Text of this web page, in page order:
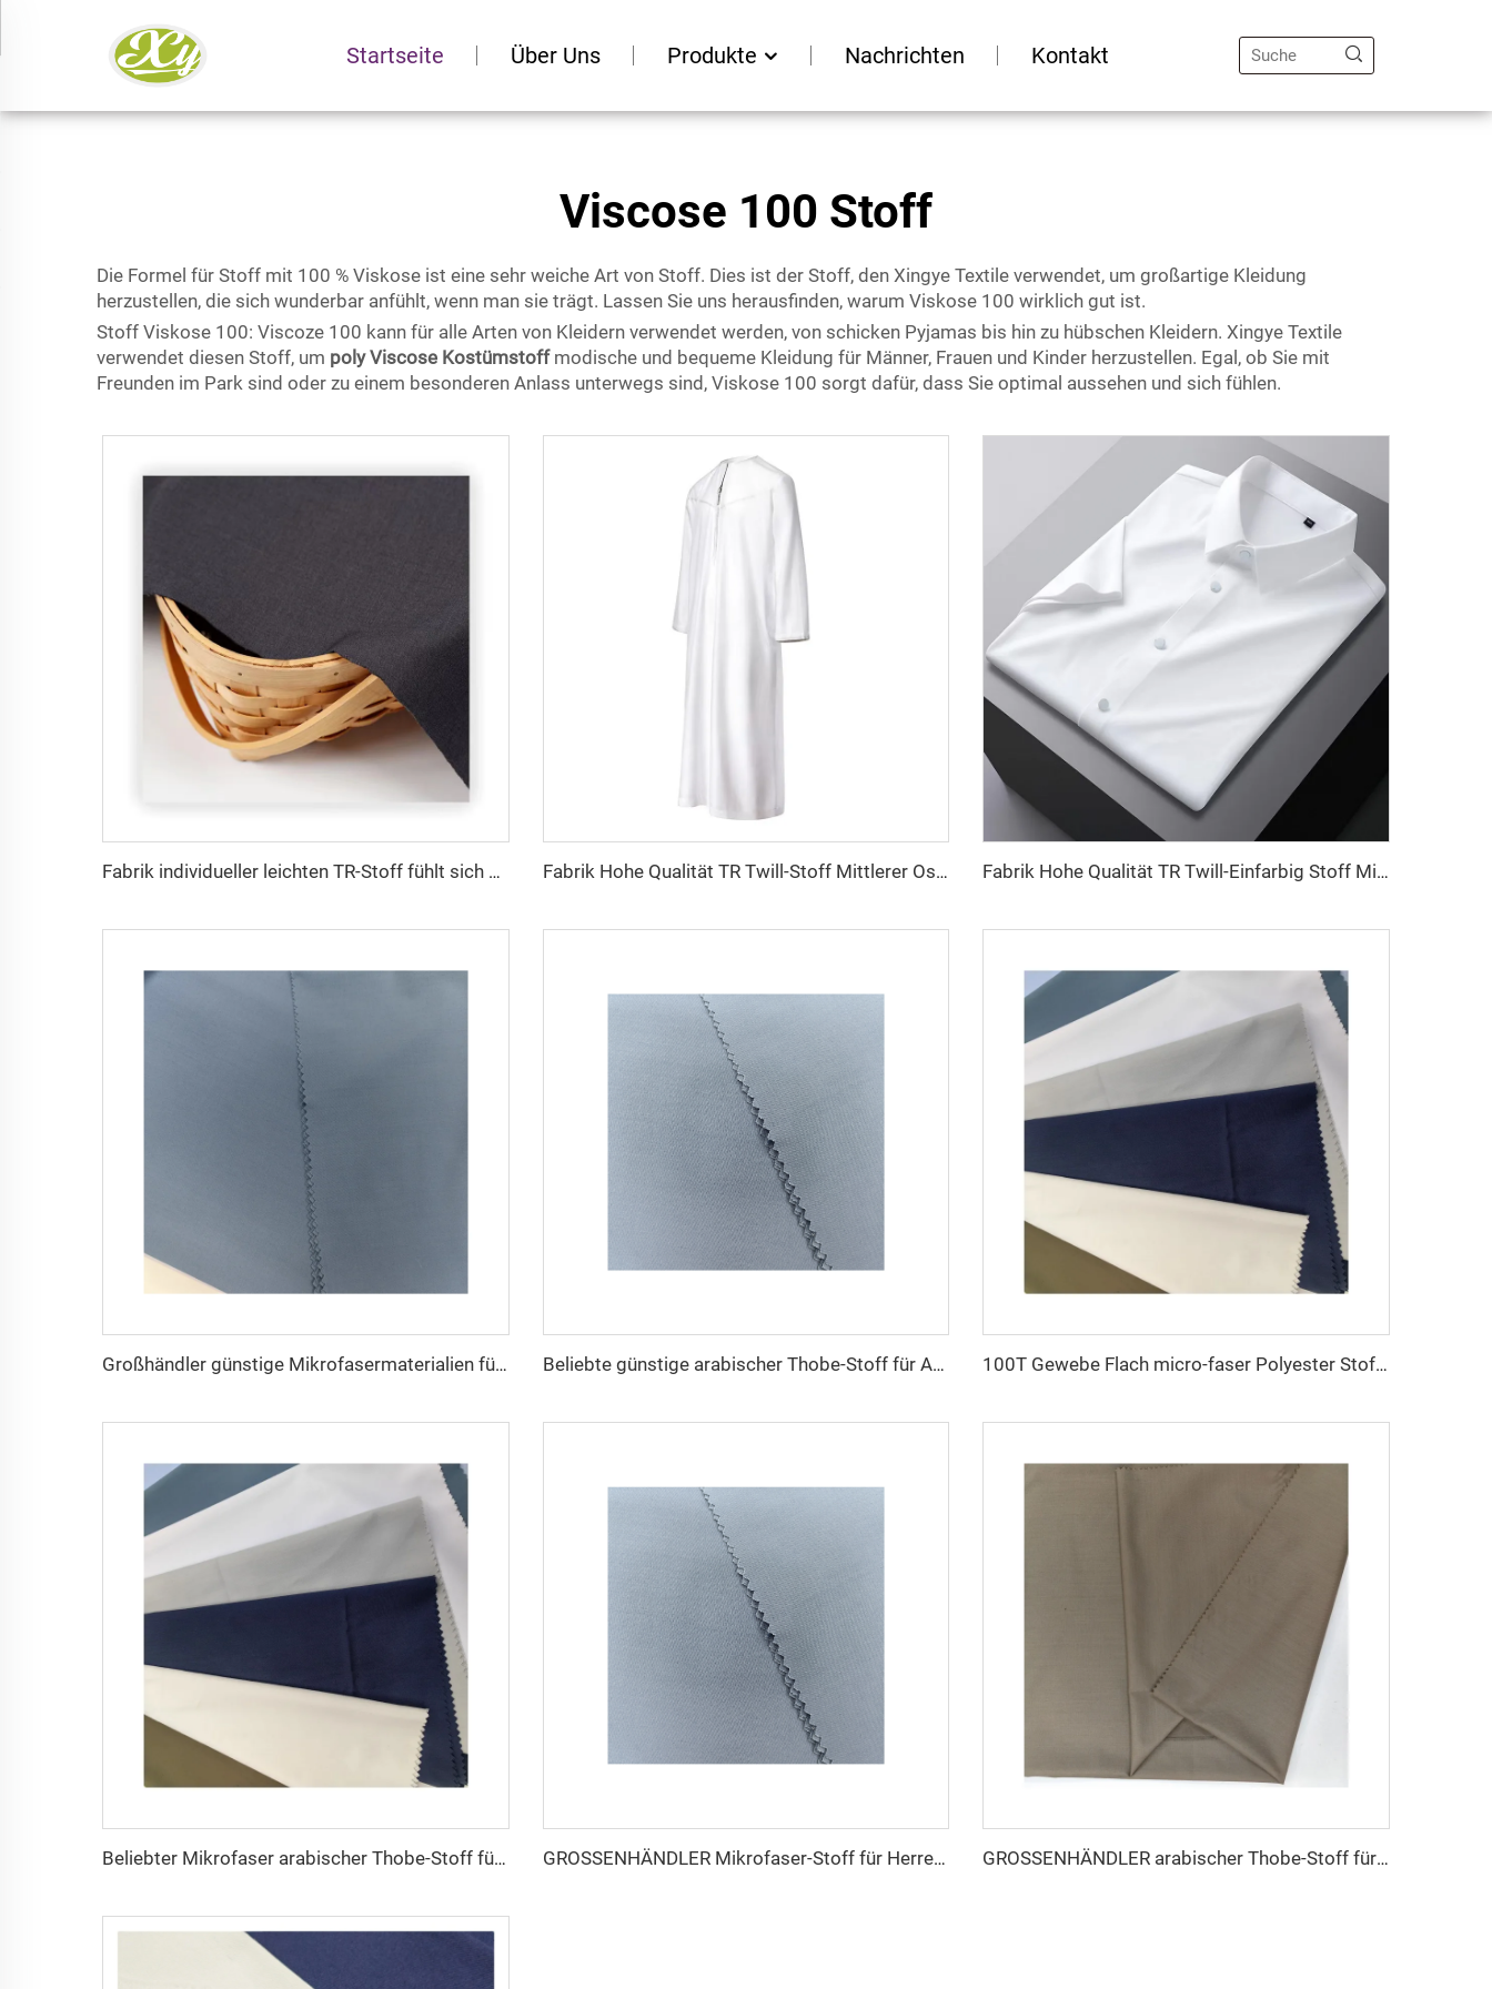
Startseite Über Uns Produkte Nachrichten Kontakt
Viscose 100 Stoff
Die Formel für Stoff mit 100 % Viskose ist eine sehr weiche Art von Stoff. Dies ist der Stoff, den Xingye Textile verwendet, um großartige Kleidung
herzustellen, die sich wunderbar anfühlt, wenn man sie trägt. Lassen Sie uns herausfinden, warum Viskose 100 wirklich gut ist.
Stoff Viskose 100: Viscoze 100 kann für alle Arten von Kleidern verwendet werden, von schicken Pyjamas bis hin zu hübschen Kleidern. Xingye Textile
verwendet diesen Stoff, um poly Viscose Kostümstoff modische und bequeme Kleidung für Männer, Frauen und Kinder herzustellen. Egal, ob Sie mit
Freunden im Park sind oder zu einem besonderen Anlass unterwegs sind, Viskose 100 sorgt dafür, dass Sie optimal aussehen und sich fühlen.
Fabrik individueller leichten TR-Stoff fühlt sich bequem an, Mittlerer Osten in verschiedenen Farben einfaches Twill-Hemd-Roben Fabrik Hohe Qualität TR Twill-Stoff Mittlerer Osten Männer Robe Set Hemd-Stoff leichtes Gewicht Fabrik Hohe Qualität TR Twill-Einfarbig Stoff Mittlerer Osten Männer Robe Set Hemd-Stoff leichtes Gewicht
Großhändler günstige Mikrofasermaterialien für arabischen Thobe für Männer Polyester Toyobo-Stoff Hemd Arabischer Thobe Beliebte günstige arabischer Thobe-Stoff für Arba-Thobe Hemd-Hose-Stoff Polyester Toyobo-Stoff Micro-Fiber 100T Gewebe Flach micro-faser Polyester Stoff Toyobo Arabischer Thobe-Stoff
Beliebter Mikrofaser arabischer Thobe-Stoff für Herren, gesponnener Polyesterstoff, Toyobo-Stoff, Hemd, arabischer Thobe GROSSENHÄNDLER Mikrofaser-Stoff für Herren, gesponnener Polyesterstoff, Toyobo-Stoff, Hemd, arabischer Thobe GROSSENHÄNDLER arabischer Thobe-Stoff für Herren, gesponnener Polyesterstoff, Toyobo-Stoff, Hemd, arabischer Thobe